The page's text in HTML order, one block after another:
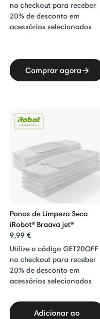
no checkout para receber
20% de desconto em
acessórios selecionados
Comprar agora
Panos de Limpeza Seca
iRobot® Braava jet®
9,99 €
Utilize o código GET20OFF
no checkout para receber
20% de desconto em
acessórios selecionados
Adicionar ao